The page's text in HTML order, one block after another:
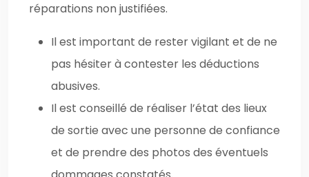
réparations non justifiées.
Il est important de rester vigilant et de ne
pas hésiter à contester les déductions
abusives.
Il est conseillé de réaliser l’état des lieux
de sortie avec une personne de confiance
et de prendre des photos des éventuels